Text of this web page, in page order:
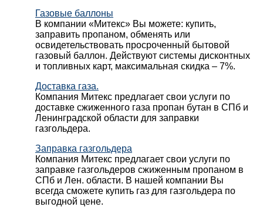
Газовые баллоны
В компании «Митекс» Вы можете: купить,
заправить пропаном, обменять или
освидетельствовать просроченный бытовой
газовый баллон. Действуют системы дисконтных
и топливных карт, максимальная скидка – 7%.
Доставка газа.
Компания Митекс предлагает свои услуги по
доставке сжиженного газа пропан бутан в СПб и
Ленинградской области для заправки
газгольдера.
Заправка газгольдера
Компания Митекс предлагает свои услуги по
заправке газгольдеров сжиженным пропаном в
СПб и Лен. области. В нашей компании Вы
всегда сможете купить газ для газгольдера по
выгодной цене.